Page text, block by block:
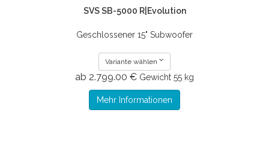
SVS SB-5000 R|Evolution
Geschlossener 15" Subwoofer
Variante wählen
ab 2.799.00 € Gewicht 55 kg
Mehr Informationen